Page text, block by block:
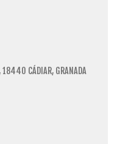
CÁDIAR, GRANADA